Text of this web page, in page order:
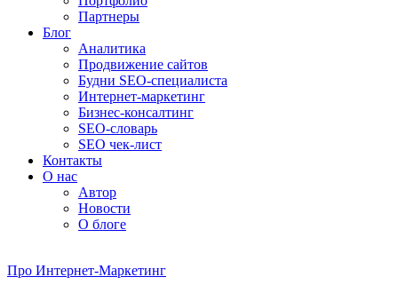
Партнеры
Блог
Аналитика
Продвижение сайтов
Будни SEO-специалиста
Интернет-маркетинг
Бизнес-консалтинг
SEO-словарь
SEO чек-лист
Контакты
О нас
Автор
Новости
О блоге
Про Интернет-Маркетинг